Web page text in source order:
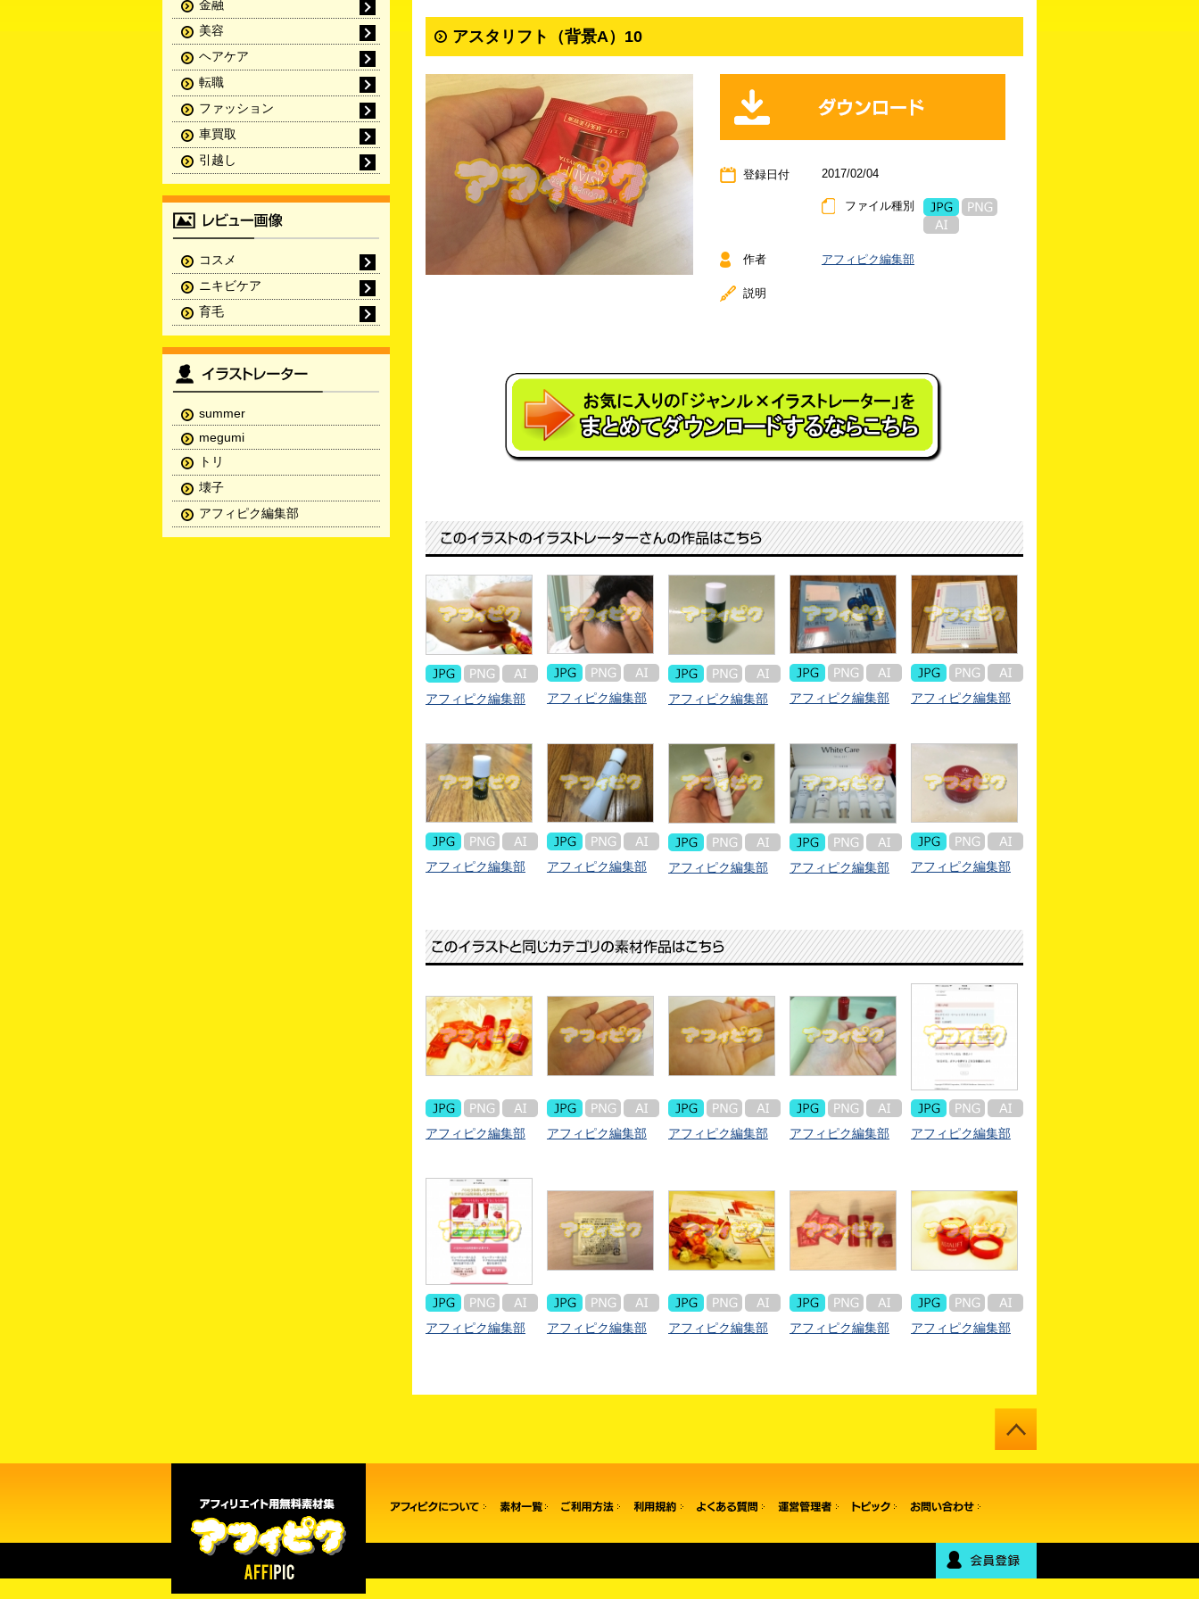
アスタリフト（背景A）10
登録日付 2017/02/04
ファイル種別
作者 アフィピク編集部
説明
アフィピク編集部 アフィピク編集部 アフィピク編集部 アフィピク編集部 アフィピク編集部
アフィピク編集部 アフィピク編集部 アフィピク編集部 アフィピク編集部 アフィピク編集部
アフィピク編集部 アフィピク編集部 アフィピク編集部 アフィピク編集部 アフィピク編集部
アフィピク編集部 アフィピク編集部 アフィピク編集部 アフィピク編集部 アフィピク編集部
金融
美容
ヘアケア
転職
ファッション
車買取
引越し
コスメ
ニキビケア
育毛
summer
megumi
トリ
壊子
アフィピク編集部